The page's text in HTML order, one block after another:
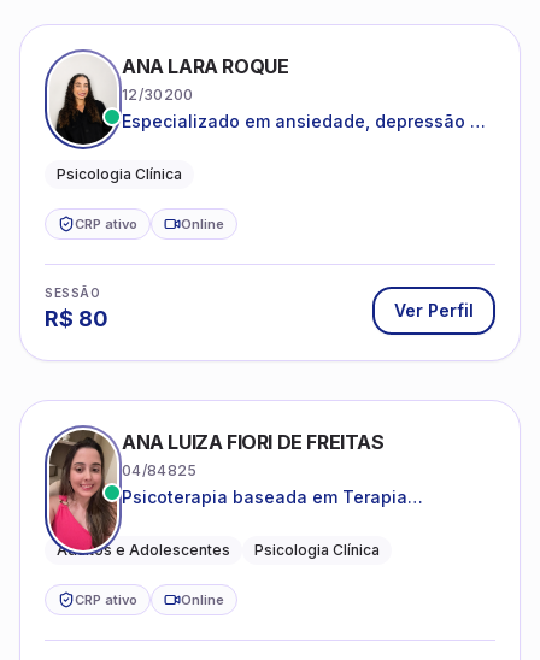
ANA LARA ROQUE
12/30200
Especializado em ansiedade, depressão e
Psicologia Clínica
CRP ativo Online
SESSÃO
R$ 80 Ver Perfil
ANA LUIZA FIORI DE FREITAS
04/84825
Psicoterapia baseada em Terapia
Adultos e Adolescentes Psicologia Clínica
CRP ativo Online